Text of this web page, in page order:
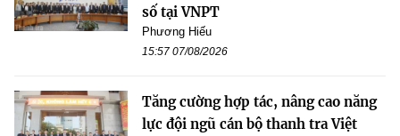
số tại VNPT
Phương Hiếu
15:57 07/08/2026
Tăng cường hợp tác, nâng cao năng
lực đội ngũ cán bộ thanh tra Việt